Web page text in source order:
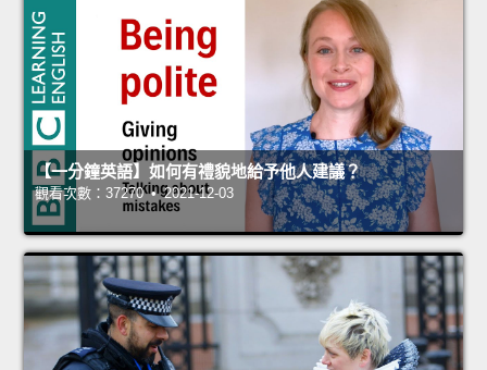
【一分鐘英語】如何有禮貌地給予他人建議？
觀看次數：37270 • 2021-12-03